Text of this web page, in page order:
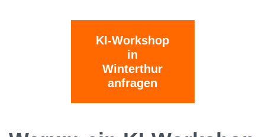
KI-Workshop
in
Winterthur
anfragen